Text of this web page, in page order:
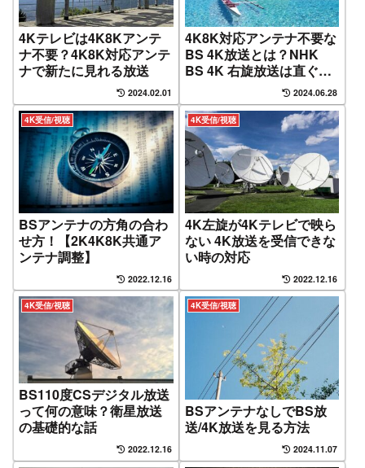
4Kテレビは4K8Kアンテ
ナ不要？4K8K対応アンテ
ナで新たに見れる放送
2024.02.01
4K8K対応アンテナ不要な
BS 4K放送とは？NHK
BS 4K 右旋放送は直ぐ見
2024.06.28
4K受信/視聴
BSアンテナの方角の合わ
せ方！【2K4K8K共通ア
ンテナ調整】
2022.12.16
4K受信/視聴
4K左旋が4Kテレビで映ら
ない 4K放送を受信できな
い時の対応
2022.12.16
4K受信/視聴
BS110度CSデジタル放送
って何の意味？衛星放送
の基礎的な話
2022.12.16
4K受信/視聴
BSアンテナなしでBS放
送/4K放送を見る方法
2024.11.07